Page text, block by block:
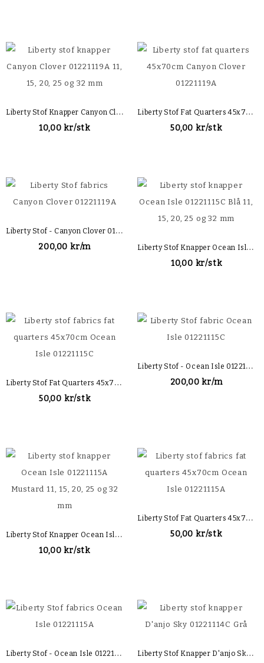
L
Iberty Stof Knapper Canyon Clover 01221119A
10,00 kr/stk
L
Iberty Stof Fat Quarters 45x70cm Canyon Clover 01221119A
50,00 kr/stk
L
Iberty Stof - Canyon Clover 01221119A
200,00 kr/m L
Iberty Stof Knapper Ocean Isle 01221115C Blå
10,00 kr/stk
L
Iberty Stof Fat Quarters 45x70cm Ocean Isle 01221115C
50,00 kr/stk
L
Iberty Stof - Ocean Isle 01221115C
200,00 kr/m
L
Iberty Stof Knapper Ocean Isle 01221115A Mustard
10,00 kr/stk
L
Iberty Stof Fat Quarters 45x70cm Ocean Isle 01221115A
50,00 kr/stk
L
Iberty Stof - Ocean Isle 01221115A L
Iberty Stof Knapper D'anjo Sky 01221114C Grå